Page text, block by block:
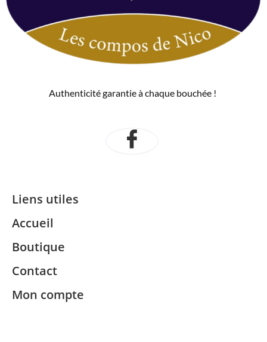
Authenticité garantie à chaque bouchée !
Liens utiles
Accueil
Boutique
Contact
Mon compte